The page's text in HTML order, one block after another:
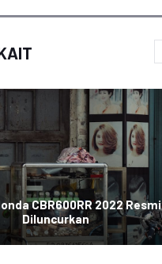
CBR600RR 2022 Resmi
Diluncurkan